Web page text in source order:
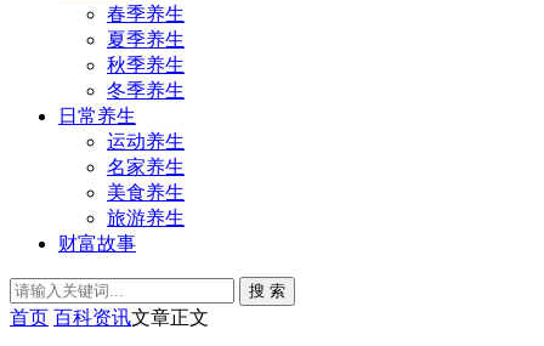
春季养生
夏季养生
秋季养生
冬季养生
日常养生
运动养生
名家养生
美食养生
旅游养生
财富故事
搜 索
首页 百科资讯文章正文